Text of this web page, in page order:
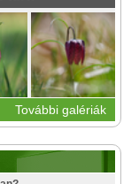
További galériák